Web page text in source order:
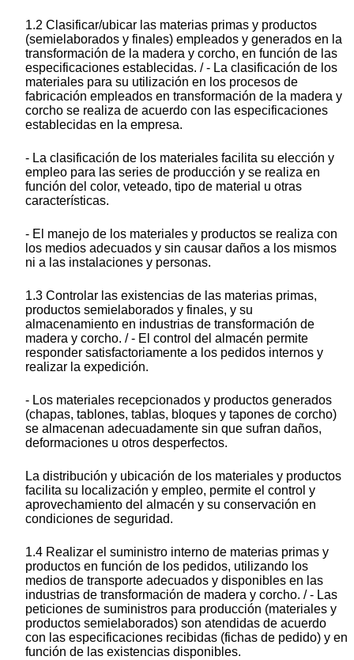
1.2 Clasificar/ubicar las materias primas y productos
(semielaborados y finales) empleados y generados en la
transformación de la madera y corcho, en función de las
especificaciones establecidas. / - La clasificación de los
materiales para su utilización en los procesos de
fabricación empleados en transformación de la madera y
corcho se realiza de acuerdo con las especificaciones
establecidas en la empresa.
- La clasificación de los materiales facilita su elección y
empleo para las series de producción y se realiza en
función del color, veteado, tipo de material u otras
características.
- El manejo de los materiales y productos se realiza con
los medios adecuados y sin causar daños a los mismos
ni a las instalaciones y personas.
1.3 Controlar las existencias de las materias primas,
productos semielaborados y finales, y su
almacenamiento en industrias de transformación de
madera y corcho. / - El control del almacén permite
responder satisfactoriamente a los pedidos internos y
realizar la expedición.
- Los materiales recepcionados y productos generados
(chapas, tablones, tablas, bloques y tapones de corcho)
se almacenan adecuadamente sin que sufran daños,
deformaciones u otros desperfectos.
La distribución y ubicación de los materiales y productos
facilita su localización y empleo, permite el control y
aprovechamiento del almacén y su conservación en
condiciones de seguridad.
1.4 Realizar el suministro interno de materias primas y
productos en función de los pedidos, utilizando los
medios de transporte adecuados y disponibles en las
industrias de transformación de madera y corcho. / - Las
peticiones de suministros para producción (materiales y
productos semielaborados) son atendidas de acuerdo
con las especificaciones recibidas (fichas de pedido) y en
función de las existencias disponibles.